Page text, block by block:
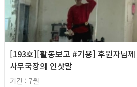
[193호][활동보고 #기용] 후원자님께
사무국장의 인삿말
기간 : 7월